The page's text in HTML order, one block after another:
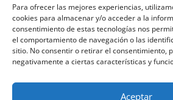
Para ofrecer las mejores experiencias,
cookies para almacenar y/o acceder a la
consentimiento de estas tecnologías nos
el comportamiento de navegación o las
sitio. No consentir o retirar el consentimiento,
negativamente a ciertas características y
Aceptar
estas páginas o parte de ellas,
autorización por escrito a
Todos los instrumentales están
Web inaugurada en 2002 (última